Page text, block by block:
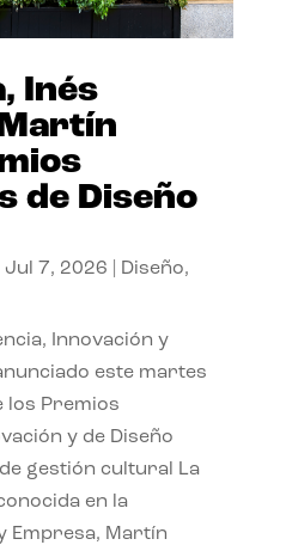
Inés
de Diseño
Jul 7, 2026 Diseño,
Innovación y
este martes
los Premios
y de Diseño
gestión cultural La
en la
Empresa, Martín